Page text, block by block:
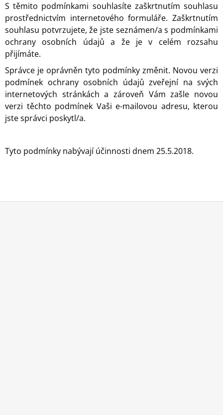
S těmito podmínkami souhlasíte zaškrtnutím souhlasu
prostřednictvím internetového formuláře. Zaškrtnutím
souhlasu potvrzujete, že jste seznámen/a s podmínkami
ochrany osobních údajů a že je v celém rozsahu
přijímáte.
Správce je oprávněn tyto podmínky změnit. Novou verzi
podmínek ochrany osobních údajů zveřejní na svých
internetových stránkách a zároveň Vám zašle novou
verzi těchto podmínek Vaši e-mailovou adresu, kterou
jste správci poskytl/a.
Tyto podmínky nabývají účinnosti dnem 25.5.2018.